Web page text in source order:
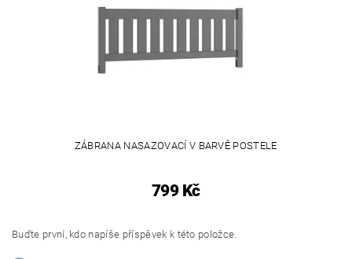
ZÁBRANA NASAZOVACÍ V BARVĚ POSTELE
799 Kč
Buďte první, kdo napíše příspěvek k této položce.